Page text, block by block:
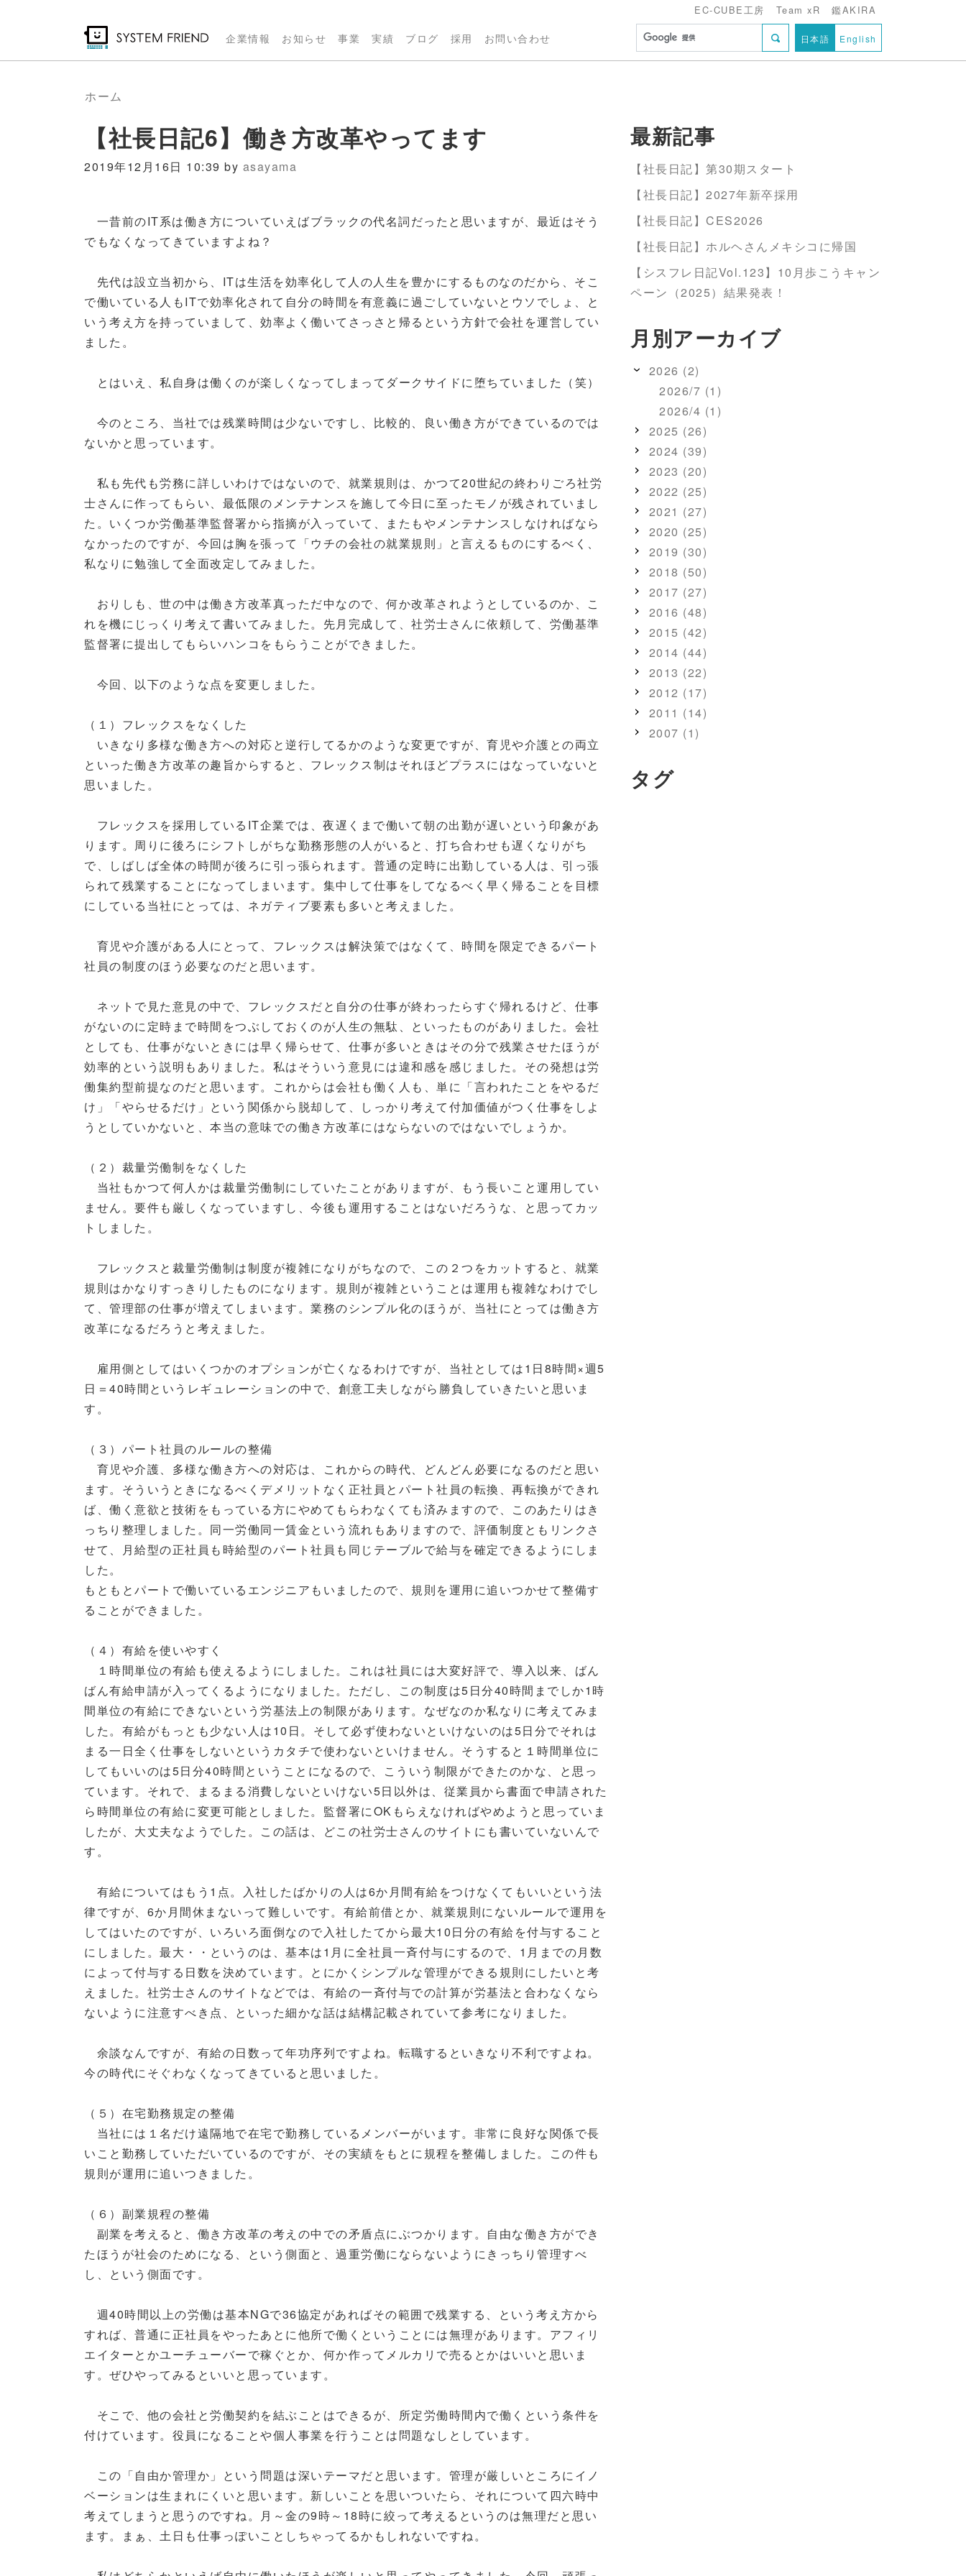
EC-CUBE工房 Team xR 鑑AKIRA
企業情報 お知らせ 事業 実績 ブログ 採用 お問い合わせ 日本語 English
ホーム
【社長日記6】働き方改革やってます
2019年12月16日 10:39 by asayama
一昔前のIT系は働き方についていえばブラックの代名詞だったと思いますが、最近はそう
でもなくなってきていますよね？
先代は設立当初から、ITは生活を効率化して人の人生を豊かにするものなのだから、そこ
で働いている人もITで効率化されて自分の時間を有意義に過ごしていないとウソでしょ、と
いう考え方を持っていまして、効率よく働いてさっさと帰るという方針で会社を運営してい
ました。
とはいえ、私自身は働くのが楽しくなってしまってダークサイドに堕ちていました（笑）
今のところ、当社では残業時間は少ないですし、比較的、良い働き方ができているのでは
ないかと思っています。
私も先代も労務に詳しいわけではないので、就業規則は、かつて20世紀の終わりごろ社労
士さんに作ってもらい、最低限のメンテナンスを施して今日に至ったモノが残されていまし
た。いくつか労働基準監督署から指摘が入っていて、またもやメンテナンスしなければなら
なかったのですが、今回は胸を張って「ウチの会社の就業規則」と言えるものにするべく、
私なりに勉強して全面改定してみました。
おりしも、世の中は働き方改革真っただ中なので、何か改革されようとしているのか、こ
れを機にじっくり考えて書いてみました。先月完成して、社労士さんに依頼して、労働基準
監督署に提出してもらいハンコをもらうことができました。
今回、以下のような点を変更しました。
（１）フレックスをなくした
いきなり多様な働き方への対応と逆行してるかのような変更ですが、育児や介護との両立
といった働き方改革の趣旨からすると、フレックス制はそれほどプラスにはなっていないと
思いました。
フレックスを採用しているIT企業では、夜遅くまで働いて朝の出勤が遅いという印象があ
ります。周りに後ろにシフトしがちな勤務形態の人がいると、打ち合わせも遅くなりがち
で、しばしば全体の時間が後ろに引っ張られます。普通の定時に出勤している人は、引っ張
られて残業することになってしまいます。集中して仕事をしてなるべく早く帰ることを目標
にしている当社にとっては、ネガティブ要素も多いと考えました。
育児や介護がある人にとって、フレックスは解決策ではなくて、時間を限定できるパート
社員の制度のほう必要なのだと思います。
ネットで見た意見の中で、フレックスだと自分の仕事が終わったらすぐ帰れるけど、仕事
がないのに定時まで時間をつぶしておくのが人生の無駄、といったものがありました。会社
としても、仕事がないときには早く帰らせて、仕事が多いときはその分で残業させたほうが
効率的という説明もありました。私はそういう意見には違和感を感じました。その発想は労
働集約型前提なのだと思います。これからは会社も働く人も、単に「言われたことをやるだ
け」「やらせるだけ」という関係から脱却して、しっかり考えて付加価値がつく仕事をしよ
うとしていかないと、本当の意味での働き方改革にはならないのではないでしょうか。
（２）裁量労働制をなくした
当社もかつて何人かは裁量労働制にしていたことがありますが、もう長いこと運用してい
ません。要件も厳しくなっていますし、今後も運用することはないだろうな、と思ってカッ
トしました。
フレックスと裁量労働制は制度が複雑になりがちなので、この２つをカットすると、就業
規則はかなりすっきりしたものになります。規則が複雑ということは運用も複雑なわけでし
て、管理部の仕事が増えてしまいます。業務のシンプル化のほうが、当社にとっては働き方
改革になるだろうと考えました。
雇用側としてはいくつかのオプションが亡くなるわけですが、当社としては1日8時間×週5
日＝40時間というレギュレーションの中で、創意工夫しながら勝負していきたいと思いま
す。
（３）パート社員のルールの整備
育児や介護、多様な働き方への対応は、これからの時代、どんどん必要になるのだと思い
ます。そういうときになるべくデメリットなく正社員とパート社員の転換、再転換ができれ
ば、働く意欲と技術をもっている方にやめてもらわなくても済みますので、このあたりはき
っちり整理しました。同一労働同一賃金という流れもありますので、評価制度ともリンクさ
せて、月給型の正社員も時給型のパート社員も同じテーブルで給与を確定できるようにしま
した。
もともとパートで働いているエンジニアもいましたので、規則を運用に追いつかせて整備す
ることができました。
（４）有給を使いやすく
１時間単位の有給も使えるようにしました。これは社員には大変好評で、導入以来、ばん
ばん有給申請が入ってくるようになりました。ただし、この制度は5日分40時間までしか1時
間単位の有給にできないという労基法上の制限があります。なぜなのか私なりに考えてみま
した。有給がもっとも少ない人は10日。そして必ず使わないといけないのは5日分でそれは
まる一日全く仕事をしないというカタチで使わないといけません。そうすると１時間単位に
してもいいのは5日分40時間ということになるので、こういう制限ができたのかな、と思っ
ています。それで、まるまる消費しないといけない5日以外は、従業員から書面で申請された
ら時間単位の有給に変更可能としました。監督署にOKもらえなければやめようと思っていま
したが、大丈夫なようでした。この話は、どこの社労士さんのサイトにも書いていないんで
す。
有給についてはもう1点。入社したばかりの人は6か月間有給をつけなくてもいいという法
律ですが、6か月間休まないって難しいです。有給前借とか、就業規則にないルールで運用を
してはいたのですが、いろいろ面倒なので入社したてから最大10日分の有給を付与すること
にしました。最大・・というのは、基本は1月に全社員一斉付与にするので、1月までの月数
によって付与する日数を決めています。とにかくシンプルな管理ができる規則にしたいと考
えました。社労士さんのサイトなどでは、有給の一斉付与での計算が労基法と合わなくなら
ないように注意すべき点、といった細かな話は結構記載されていて参考になりました。
余談なんですが、有給の日数って年功序列ですよね。転職するといきなり不利ですよね。
今の時代にそぐわなくなってきていると思いました。
（５）在宅勤務規定の整備
当社には１名だけ遠隔地で在宅で勤務しているメンバーがいます。非常に良好な関係で長
いこと勤務していただいているのですが、その実績をもとに規程を整備しました。この件も
規則が運用に追いつきました。
（６）副業規程の整備
副業を考えると、働き方改革の考えの中での矛盾点にぶつかります。自由な働き方ができ
たほうが社会のためになる、という側面と、過重労働にならないようにきっちり管理すべ
し、という側面です。
週40時間以上の労働は基本NGで36協定があればその範囲で残業する、という考え方から
すれば、普通に正社員をやったあとに他所で働くということには無理があります。アフィリ
エイターとかユーチューバーで稼ぐとか、何か作ってメルカリで売るとかはいいと思いま
す。ぜひやってみるといいと思っています。
そこで、他の会社と労働契約を結ぶことはできるが、所定労働時間内で働くという条件を
付けています。役員になることや個人事業を行うことは問題なしとしています。
この「自由か管理か」という問題は深いテーマだと思います。管理が厳しいところにイノ
ベーションは生まれにくいと思います。新しいことを思いついたら、それについて四六時中
考えてしまうと思うのですね。月～金の9時～18時に絞って考えるというのは無理だと思い
ます。まぁ、土日も仕事っぽいことしちゃってるかもしれないですね。
最新記事
【社長日記】第30期スタート
【社長日記】2027年新卒採用
【社長日記】CES2026
【社長日記】ホルヘさんメキシコに帰国
【シスフレ日記Vol.123】10月歩こうキャン
ペーン（2025）結果発表！
月別アーカイブ
2026 (2)
2026/7 (1)
2026/4 (1)
2025 (26)
2024 (39)
2023 (20)
2022 (25)
2021 (27)
2020 (25)
2019 (30)
2018 (50)
2017 (27)
2016 (48)
2015 (42)
2014 (44)
2013 (22)
2012 (17)
2011 (14)
2007 (1)
タグ